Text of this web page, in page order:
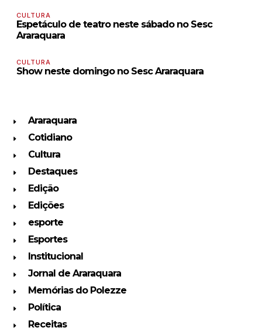
CULTURA
Espetáculo de teatro neste sábado no Sesc
Araraquara
CULTURA
Show neste domingo no Sesc Araraquara
Araraquara
Cotidiano
Cultura
Destaques
Edição
Edições
esporte
Esportes
Institucional
Jornal de Araraquara
Memórias do Polezze
Política
Receitas